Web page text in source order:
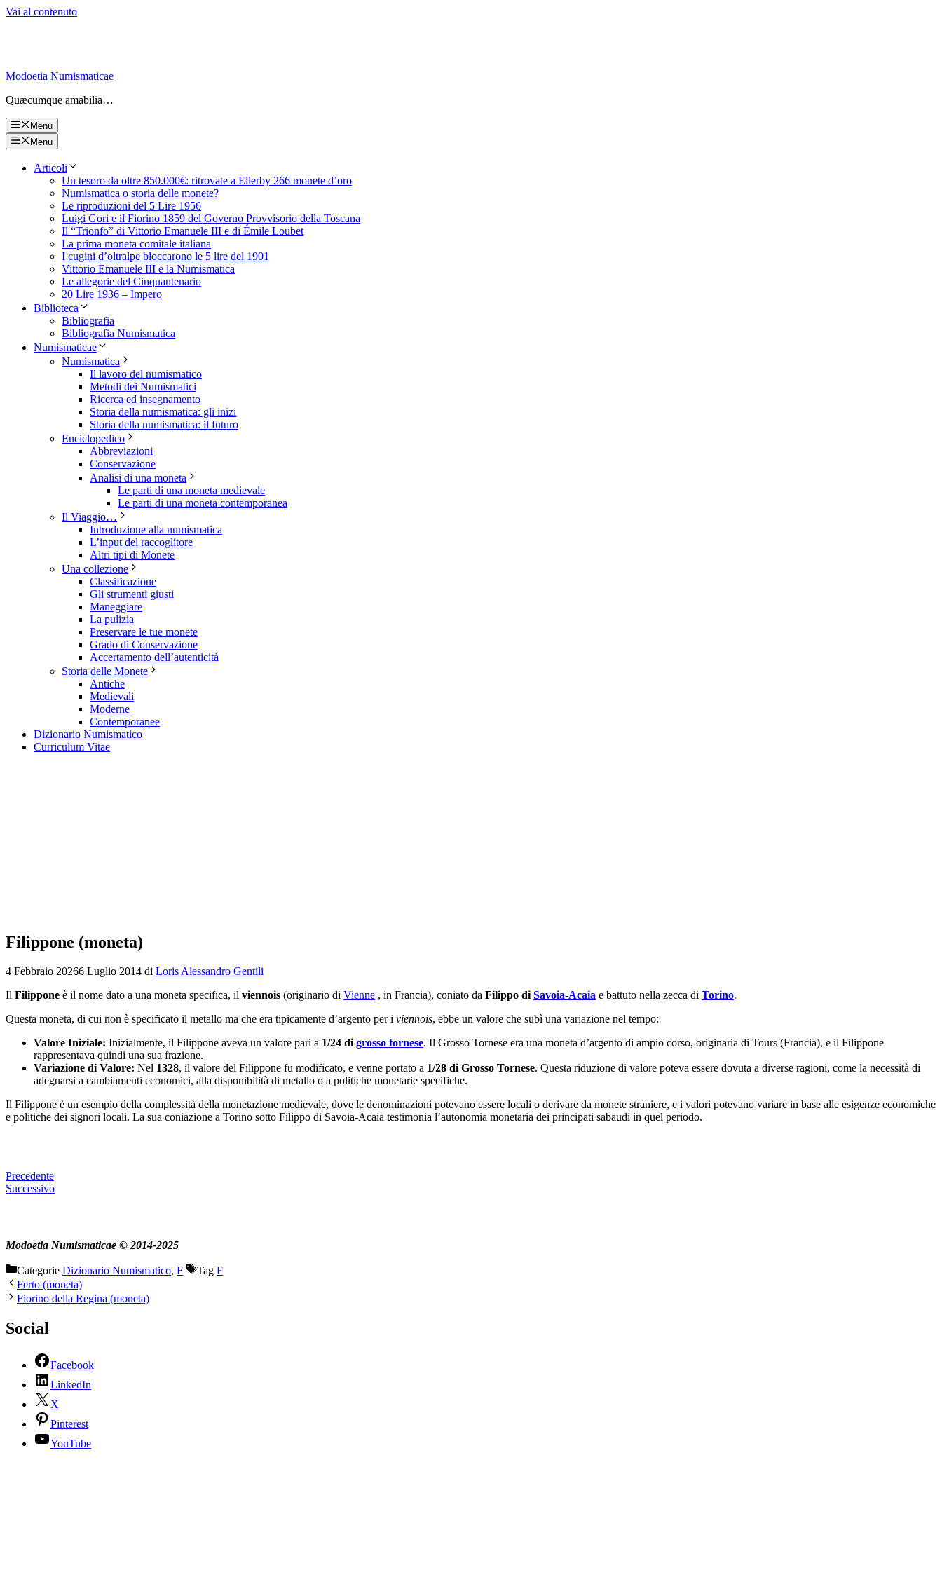
Vai al contenuto
Modoetia Numismaticae
Quæcumque amabilia…
Menu
Menu
Articoli
Un tesoro da oltre 850.000€: ritrovate a Ellerby 266 monete d’oro
Numismatica o storia delle monete?
Le riproduzioni del 5 Lire 1956
Luigi Gori e il Fiorino 1859 del Governo Provvisorio della Toscana
Il “Trionfo” di Vittorio Emanuele III e di Émile Loubet
La prima moneta comitale italiana
I cugini d’oltralpe bloccarono le 5 lire del 1901
Vittorio Emanuele III e la Numismatica
Le allegorie del Cinquantenario
20 Lire 1936 – Impero
Biblioteca
Bibliografia
Bibliografia Numismatica
Numismaticae
Numismatica
Il lavoro del numismatico
Metodi dei Numismatici
Ricerca ed insegnamento
Storia della numismatica: gli inizi
Storia della numismatica: il futuro
Enciclopedico
Abbreviazioni
Conservazione
Analisi di una moneta
Le parti di una moneta medievale
Le parti di una moneta contemporanea
Il Viaggio…
Introduzione alla numismatica
L’input del raccoglitore
Altri tipi di Monete
Una collezione
Classificazione
Gli strumenti giusti
Maneggiare
La pulizia
Preservare le tue monete
Grado di Conservazione
Accertamento dell’autenticità
Storia delle Monete
Antiche
Medievali
Moderne
Contemporanee
Dizionario Numismatico
Curriculum Vitae
Filippone (moneta)
4 Febbraio 20266 Luglio 2014 di Loris Alessandro Gentili
Il Filippone è il nome dato a una moneta specifica, il viennois (originario di Vienne , in Francia), coniato da Filippo diSavoia-Acaia e battuto nella zecca di Torino.
Questa moneta, di cui non è specificato il metallo ma che era tipicamente d’argento per i viennois, ebbe un valore che subì una variazione nel tempo:
Valore Iniziale: Inizialmente, il Filippone aveva un valore pari a 1/24 digrosso tornese. Il Grosso Tornese era una moneta d’argento di ampio corso, originaria di Tours (Francia), e il Filippone
rappresentava quindi una sua frazione.
Variazione di Valore: Nel 1328, il valore del Filippone fu modificato, e venne portato a 1/28 di Grosso Tornese. Questa riduzione di valore poteva essere dovuta a diverse ragioni, come la necessità di
adeguarsi a cambiamenti economici, alla disponibilità di metallo o a politiche monetarie specifiche.
Il Filippone è un esempio della complessità della monetazione medievale, dove le denominazioni potevano essere locali o derivare da monete straniere, e i valori potevano variare in base alle esigenze economiche
e politiche dei signori locali. La sua coniazione a Torino sotto Filippo di Savoia-Acaia testimonia l’autonomia monetaria dei principati sabaudi in quel periodo.
Precedente
Successivo
Modoetia Numismaticae © 2014-2025
Categorie Dizionario Numismatico, F Tag F
Ferto (moneta)
Fiorino della Regina (moneta)
Social
Facebook
LinkedIn
X
Pinterest
YouTube